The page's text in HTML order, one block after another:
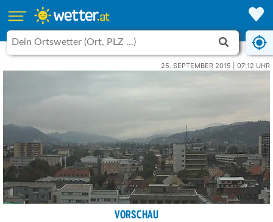
25. SEPTEMBER 2015 | 07:12 UHR
VORSCHAU